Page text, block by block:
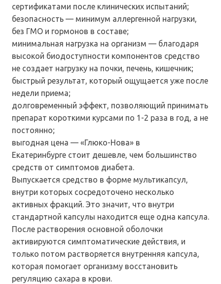
сертификатами после клинических испытаний;
безопасность — минимум аллергенной нагрузки,
без ГМО и гормонов в составе;
минимальная нагрузка на организм — благодаря
высокой биодоступности компонентов средство
не создает нагрузку на почки, печень, кишечник;
быстрый результат, который ощущается уже после
недели приема;
долговременный эффект, позволяющий принимать
препарат короткими курсами по 1-2 раза в год, а не
постоянно;
выгодная цена — «Глюко-Нова» в
Екатеринбурге стоит дешевле, чем большинство
средств от симптомов диабета.
Выпускается средство в форме мультикапсул,
внутри которых сосредоточено несколько
активных фракций. Это значит, что внутри
стандартной капсулы находится еще одна капсула.
После растворения основной оболочки
активируются симптоматические действия, и
только потом растворяется внутренняя капсула,
которая помогает организму восстановить
регуляцию сахара в крови.